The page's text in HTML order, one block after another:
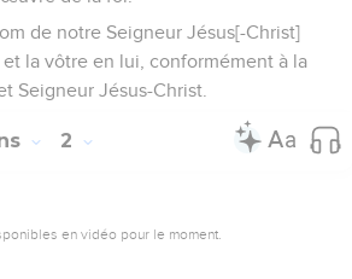
de notre Seigneur Jésus[-Christ]
la vôtre en lui, conformément à la
Seigneur Jésus-Christ.
2
en vidéo pour le moment.